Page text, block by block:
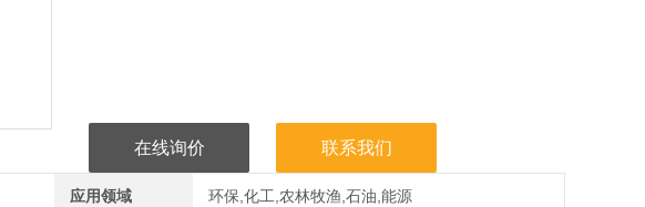
在线询价 联系我们
应用领域 环保,化工,农林牧渔,石油,能源